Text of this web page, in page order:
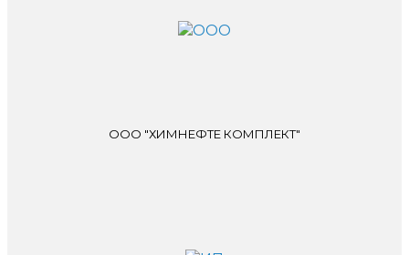
ООО "ХИМНЕФТЕ КОМПЛЕКТ"